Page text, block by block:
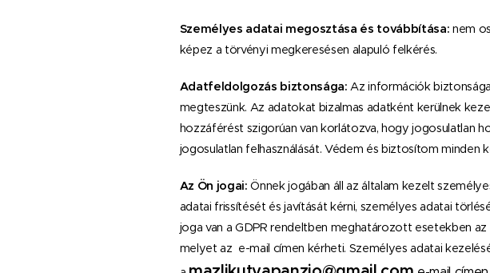
Személyes adatai megosztása és továbbítása:nem
képez a törvényi megkeresésen alapuló felkérés.
Adatfeldolgozás biztonsága:Az információk
megteszünk. Az adatokat bizalmas adatként kerülnek
hozzáférést szigorúan van korlátozva, hogy jogosulatlan
jogosulatlan felhasználását. Védem és biztosítom
Az Ön jogai: Önnek jogában áll az általam kezelt
adatai frissítését és javítását kérni, személyes adatai
joga van a GDPR rendeltben meghatározott esetekben
melyet az e-mail címen kérheti. Személyes adatai